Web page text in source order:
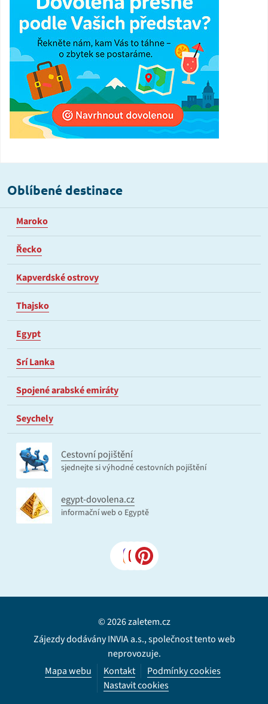
Oblíbené destinace
Maroko
Řecko
Kapverdské ostrovy
Thajsko
Egypt
Srí Lanka
Spojené arabské emiráty
Seychely
Cestovní pojištění
sjednejte si výhodné cestovních pojištění
egypt-dovolena.cz
informační web o Egyptě
© 2026 zaletem.cz
Zájezdy dodávány INVIA a.s., společnost tento web
neprovozuje.
Mapa webu
Kontakt
Podmínky cookies
Nastavit cookies